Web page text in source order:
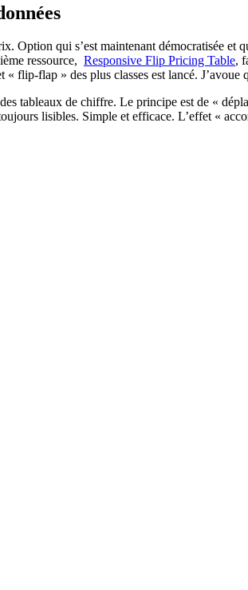
Option qui s’est maintenant démocratisée et
ressource, Responsive Flip Pricing Table,
flip-flap » des plus classes est lancé. J’avoue
tableaux de chiffre. Le principe est de «
lisibles. Simple et efficace. L’effet «